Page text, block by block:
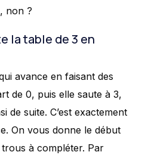
non ?
la table de 3 en
avance en faisant des
de 0, puis elle saute à 3,
de suite. C’est exactement
On vous donne le début
à compléter. Par